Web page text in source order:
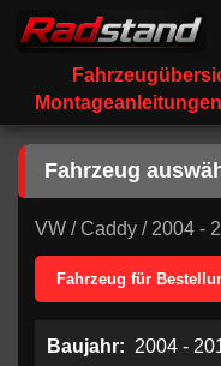
Montageanleitungen
Fahrzeug
VW /Caddy / 2004 -
Fahrzeug für
Baujahr: 2004 -